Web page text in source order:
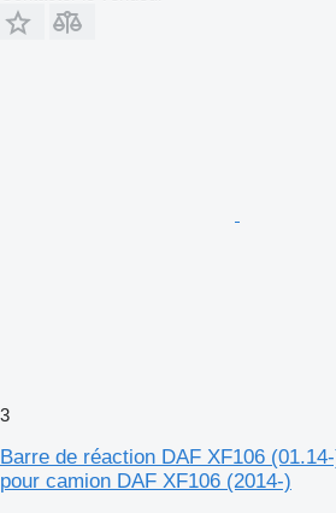
3
Barre de réaction DAF XF106
pour camion DAF XF106 (2014-)